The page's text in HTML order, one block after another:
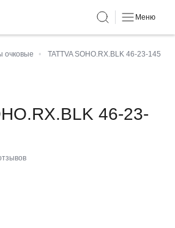
Меню
очковые • TATTVA SOHO.RX.BLK 46-23-145
46-23-